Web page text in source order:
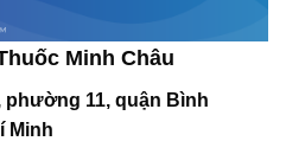
Minh Châu
phường 11, quận Bình
Minh